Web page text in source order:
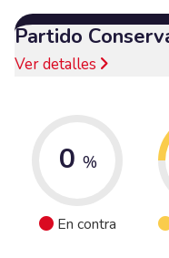
Partido
Ver detalles
0 %
En contra